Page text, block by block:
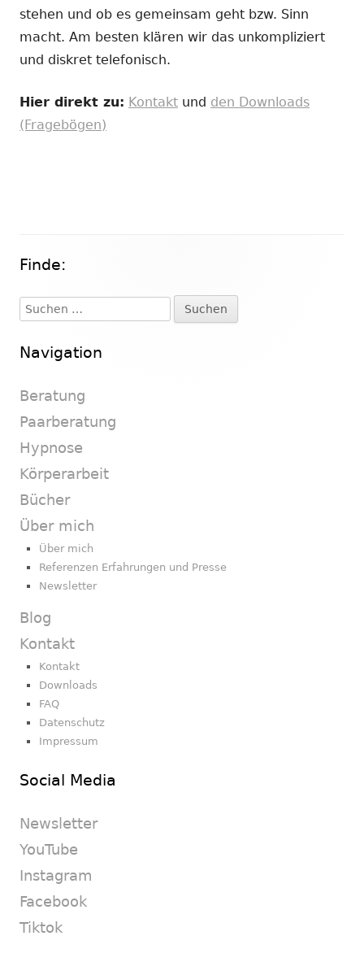
stehen und ob es gemeinsam geht bzw. Sinn
macht. Am besten klären wir das unkompliziert
und diskret telefonisch.
Hier direkt zu: Kontakt und den Downloads
(Fragebögen)
Haupt-
Seitenleiste
Finde:
Suchen
nach:
Navigation
Beratung
Paarberatung
Hypnose
Körperarbeit
Bücher
Über mich
Über mich
Referenzen Erfahrungen und Presse
Newsletter
Blog
Kontakt
Kontakt
Downloads
FAQ
Datenschutz
Impressum
Social Media
Newsletter
YouTube
Instagram
Facebook
Tiktok